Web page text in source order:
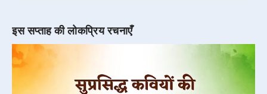
इस सप्ताह की लोकप्रिय रचनाएँ